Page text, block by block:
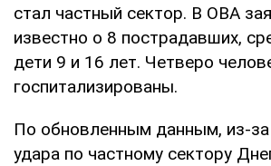
стал частный сектор. В ОВА
известно о 8 пострадавших,
дети 9 и 16 лет. Четверо
госпитализированы.
По обновленным данным, из-за
удара по частному сектору